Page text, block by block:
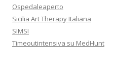
Ospedaleaperto
Sicilia Art Therapy Italiana
SIMSI
Timeoutintensiva su MedHunt